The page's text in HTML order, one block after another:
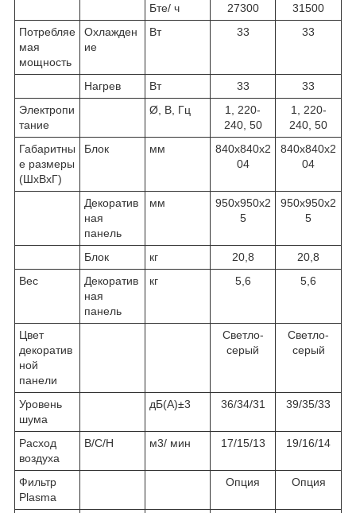
Бте/ ч
27300
31500
Потребляе
мая
мощность
Охлажден
ие
Вт 33 33
Нагрев Вт 33
33
Электропи
тание
Ø, В, Гц
1, 220-
240, 50
1, 220-
240, 50
Габаритны
е размеры
(ШхВхГ)
Блок мм
840х840х2
04
840х840х2
04
Декоратив
ная
панель
мм
950х950х2
5
950х950х2
5
Блок кг 20,8
20,8
Вес
Декоратив
ная
панель
кг 5,6 5,6
Цвет
декоратив
ной
панели
Светло-
серый
Светло-
серый
Уровень
шума
дБ(А)±3 36/34/31 39/35/33
Расход
воздуха
В/С/Н м3/ мин 17/15/13 19/16/14
Фильтр
Plasma
Опция Опция